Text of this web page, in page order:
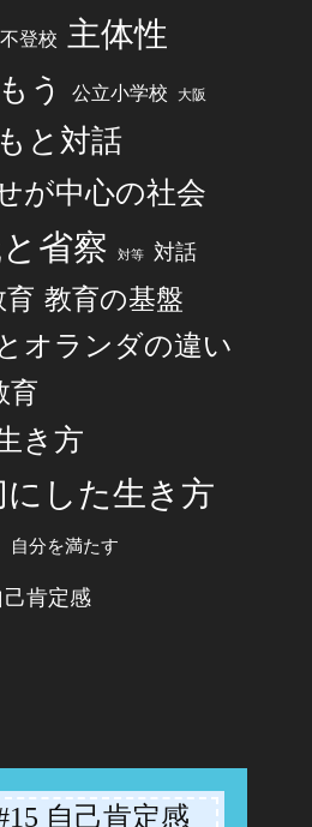
不登校 主体性
う 公立小学校 大阪
と対話
が中心の社会
省察 対等 対話
育 教育の基盤
オランダの違い
育
き方
した生き方
自分を満たす
己肯定感
自己肯定感